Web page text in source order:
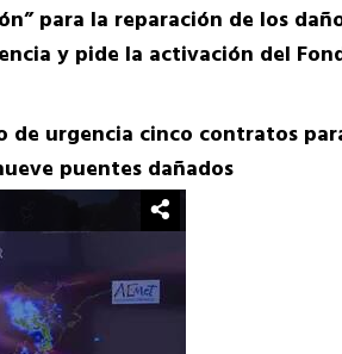
para la reparación de los
y pide la activación del
urgencia cinco contratos
puentes dañados